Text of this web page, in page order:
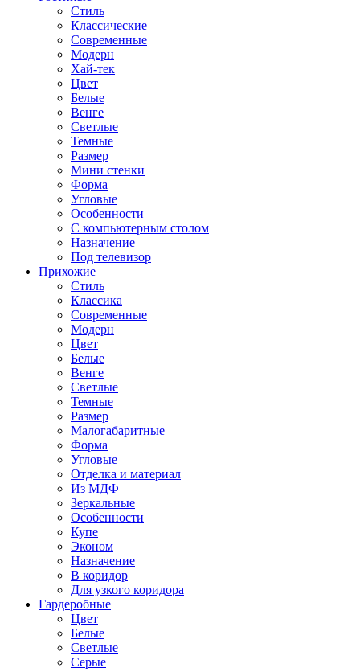
Стиль
Классические
Современные
Модерн
Хай-тек
Цвет
Белые
Венге
Светлые
Темные
Размер
Мини стенки
Форма
Угловые
Особенности
С компьютерным столом
Назначение
Под телевизор
Прихожие
Стиль
Классика
Современные
Модерн
Цвет
Белые
Венге
Светлые
Темные
Размер
Малогабаритные
Форма
Угловые
Отделка и материал
Из МДФ
Зеркальные
Особенности
Купе
Эконом
Назначение
В коридор
Для узкого коридора
Гардеробные
Цвет
Белые
Светлые
Серые